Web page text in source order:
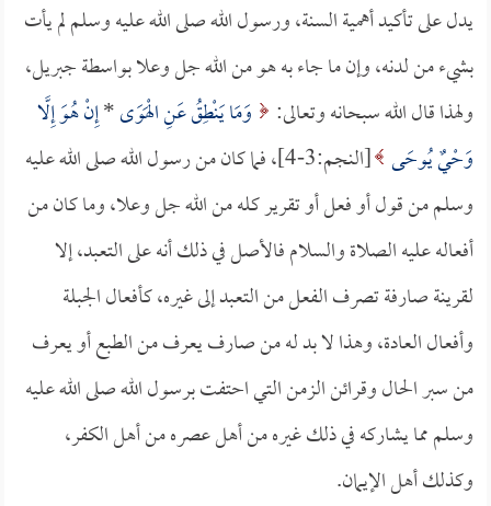
يدل على تأكيد أهمية السنة، ورسول الله صلى الله عليه وسلم لم يأت
بشيء من لدنه، وإن ما جاء به هو من الله جل وعلا بواسطة جبريل،
ولهذا قال الله سبحانه وتعالى:
وَمَا يَنْطِقُ عَنِ الْهَوَى*إِنْ هُوَ إِلَّا
وَحْيٌ يُوحَى
[النجم:3-4]، فما كان من رسول الله صلى الله عليه
وسلم من قول أو فعل أو تقرير كله من الله جل وعلا، وما كان من
أفعاله عليه الصلاة والسلام فالأصل في ذلك أنه على التعبد، إلا
لقرينة صارفة تصرف الفعل من التعبد إلى غيره، كأفعال الجبلة
وأفعال العادة، وهذا لا بد له من صارف يعرف من الطبع أو يعرف
من سبر الحال وقرائن الزمن التي احتفت برسول الله صلى الله عليه
وسلم مما يشاركه في ذلك غيره من أهل عصره من أهل الكفر،
وكذلك أهل الإيمان.